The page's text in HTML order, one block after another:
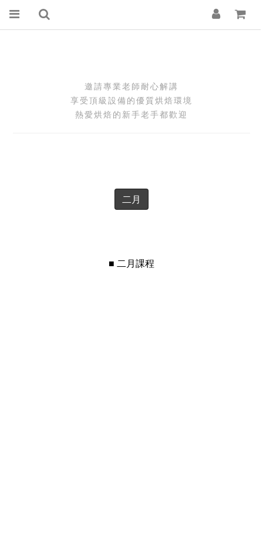
邀請專業老師耐心解講
享受頂級設備的優質烘焙環境
熱愛烘焙的新手老手都歡迎
二月
■ 二月課程